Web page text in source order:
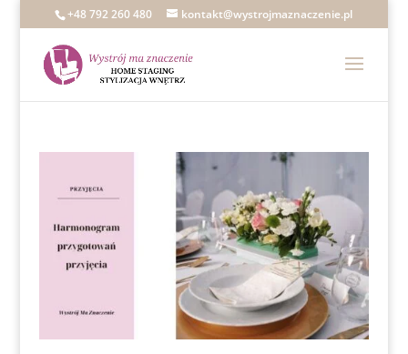
+48 792 260 480 kontakt@wystrojmaznaczenie.pl